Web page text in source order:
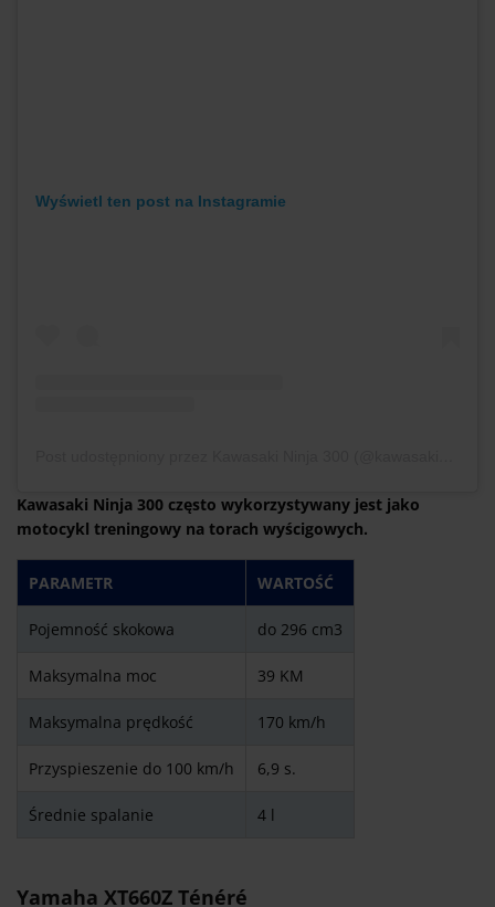
Wyświetl ten post na Instagramie
Kawasaki Ninja 300 często wykorzystywany jest jako
motocykl treningowy na torach wyścigowych.
PARAMETR WARTOŚĆ
Pojemność skokowa do 296 cm3
Maksymalna moc 39 KM
Maksymalna prędkość 170 km/h
Przyspieszenie do 100 km/h 6,9 s.
Średnie spalanie 4 l
Yamaha XT660Z Ténéré